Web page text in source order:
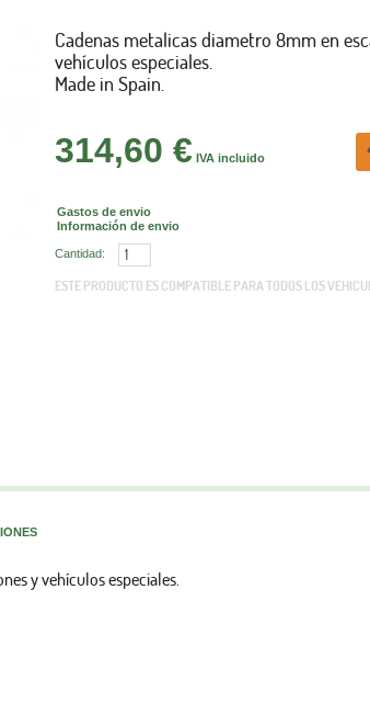
Cadenas metalicas diametro 8mm en
vehículos especiales.
Made in Spain.
314,60 € IVA incluido
Gastos de envio
Información de envio
Cantidad:
ESTE PRODUCTO ES COMPATIBLE PARA TODOS LOS
y vehículos especiales.